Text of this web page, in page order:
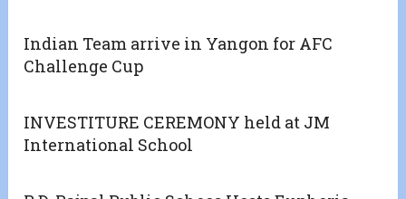
Indian Team arrive in Yangon for AFC
Challenge Cup
INVESTITURE CEREMONY held at JM
International School